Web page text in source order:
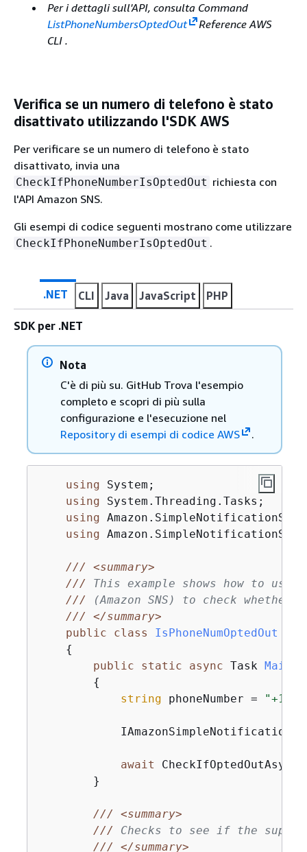
Per i dettagli sull'API, consulta Command
ListPhoneNumbersOptedOut
Reference AWS
CLI .
Verifica se un numero di telefono è stato
disattivato utilizzando l'SDK AWS
Per verificare se un numero di telefono è stato
disattivato, invia una
CheckIfPhoneNumberIsOptedOut richiesta con
l'API Amazon SNS.
Gli esempi di codice seguenti mostrano come utilizzare
CheckIfPhoneNumberIsOptedOut .
.NET CLI Java JavaScript PHP
SDK per .NET
Nota
C'è di più su. GitHub Trova l'esempio
completo e scopri di più sulla
configurazione e l'esecuzione nel
Repository di esempi di codice AWS
.
using System;
using System.Threading.Tasks;
using
using
///
<summary>
/// This example shows how to use
/// (Amazon SNS) to check whether
///
</summary>
public
class
IsPhoneNumOptedOut
{
public
static async Task Main
{
string phoneNumber =
await
        }
///
<summary>
/// Checks to see if the
///
</summary>